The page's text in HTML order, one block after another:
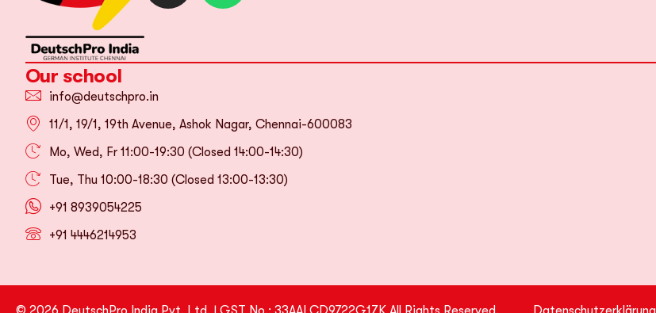
Our school
info@deutschpro.in
11/1, 19/1, 19th Avenue, Ashok Nagar, Chennai-600083
Mo, Wed, Fr 11:00-19:30 (Closed 14:00-14:30)
Tue, Thu 10:00-18:30 (Closed 13:00-13:30)
+91 8939054225
+91 4446214953